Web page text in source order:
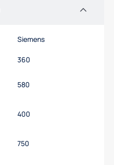
Siemens
360
580
400
750